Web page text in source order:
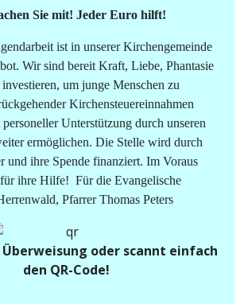
Sie mit! Jeder Euro hilft!
ist in unserer Kirchengemeinde
Wir sind bereit Kraft, Liebe, Phantasie
um junge Menschen zu
Kirchensteuereinnahmen
Unterstützung durch unseren
ermöglichen. Die Stelle wird durch
und ihre Spende finanziert. Im Voraus
ihre Hilfe! Für die Evangelische
Pfarrer Thomas Peters
oder scannt einfach
den QR-Code!